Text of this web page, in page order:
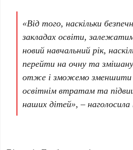
«Від того, наскільки
закладах освіти,
новий навчальний рік,
перейти на очну та
отже і зможемо зменшити
освітнім втратам та
наших дітей», – наголосила